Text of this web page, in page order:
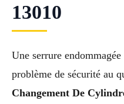
13010
Une serrure
problème de sécurité au
Changement De